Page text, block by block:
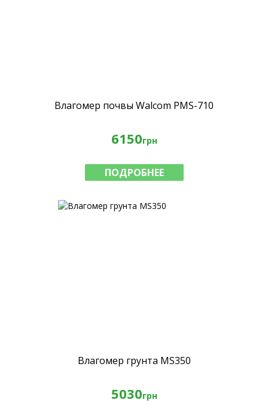
Влагомер почвы Walcom PMS-710
6150грн
ПОДРОБНЕЕ
Влагомер грунта MS350
5030грн